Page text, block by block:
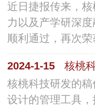
近日捷报传来，
力以及产学研深
顺利通过，再次荣
2024-1-15
核桃
核桃科技研发的
设计的管理工具